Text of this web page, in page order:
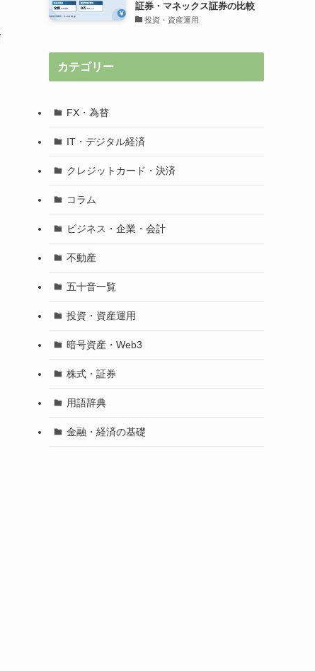
証券・マネックス証券の比較
投資・資産運用
カテゴリー
FX・為替
IT・デジタル経済
クレジットカード・決済
コラム
ビジネス・企業・会計
不動産
五十音一覧
投資・資産運用
暗号資産・Web3
株式・証券
用語辞典
金融・経済の基礎